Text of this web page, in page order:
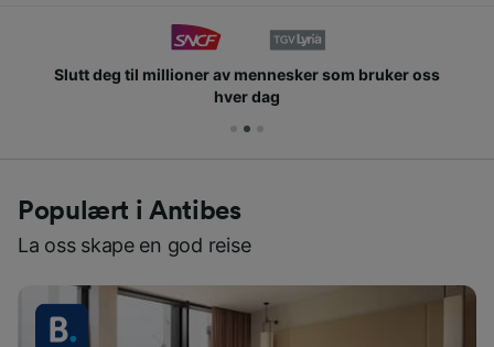
Slutt deg til millioner av mennesker som bruker oss
hver dag
Populært i Antibes
La oss skape en god reise